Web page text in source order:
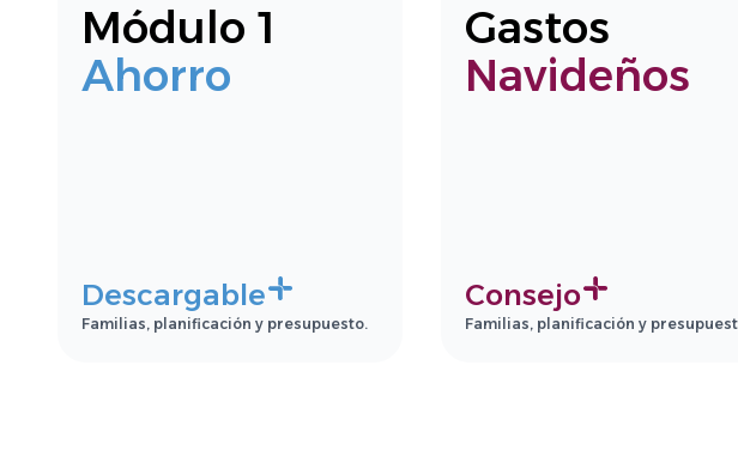
Módulo 1
Ahorro
Descargable
Familias, planificación y presupuesto.
Gastos
Navideños
Consejo
Familias, planificación y